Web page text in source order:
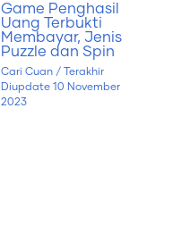
Game Penghasil
Uang Terbukti
Membayar, Jenis
Puzzle dan Spin
Cari Cuan/ Terakhir
Diupdate10 November
2023